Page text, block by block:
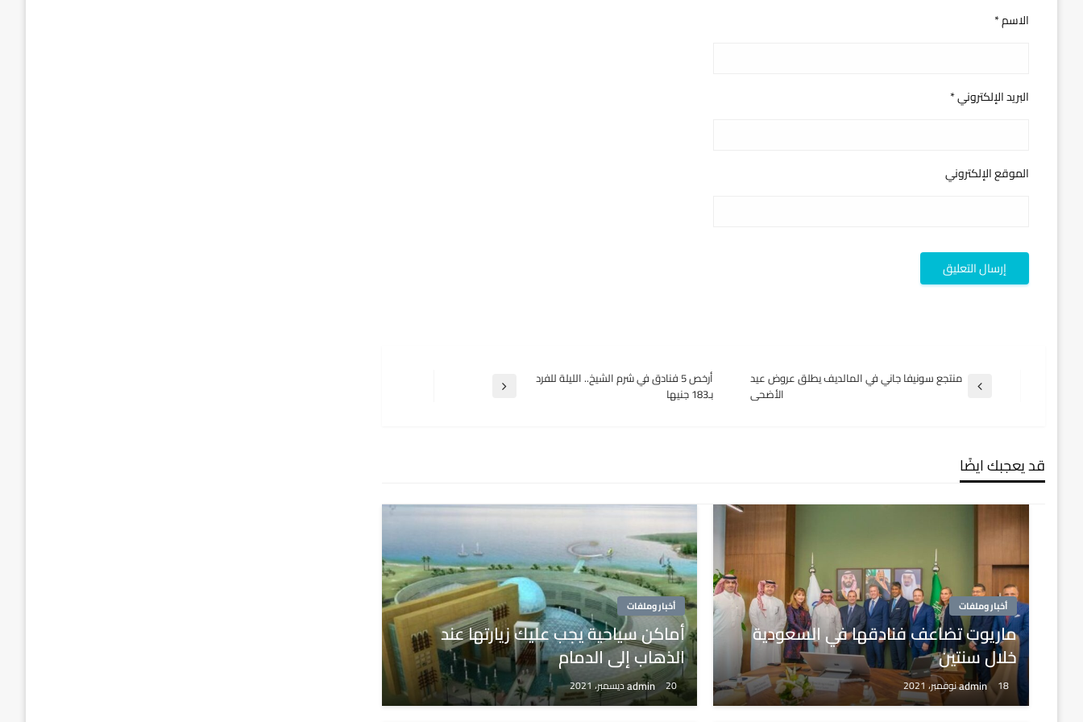
الاسم*
البريد الإلكتروني*
الموقع الإلكتروني
تصفّح
المقالة
منتجع سونيفا جاني في المالديف يطلق عروض عيد
الأضحى
المقالة
أرخص 5 فنادق في شرم الشيخ.. الليلة للفرد
بـ183 جنيها
قد يعجبك ايضًا
أخبار وملفات
ماريوت تضاعف فنادقها في السعودية
خلال سنتين
admin 18 نوفمبر، 2021
أخبار وملفات
أماكن سياحية يجب عليك زيارتها عند
الذهاب إلى الدمام
admin 20 ديسمبر، 2021